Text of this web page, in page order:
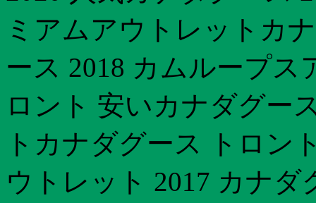
ミアムアウトレットカ
ース 2018 カムループ
ロント 安いカナダグー
トカナダグース トロン
ウトレット 2017 カナ